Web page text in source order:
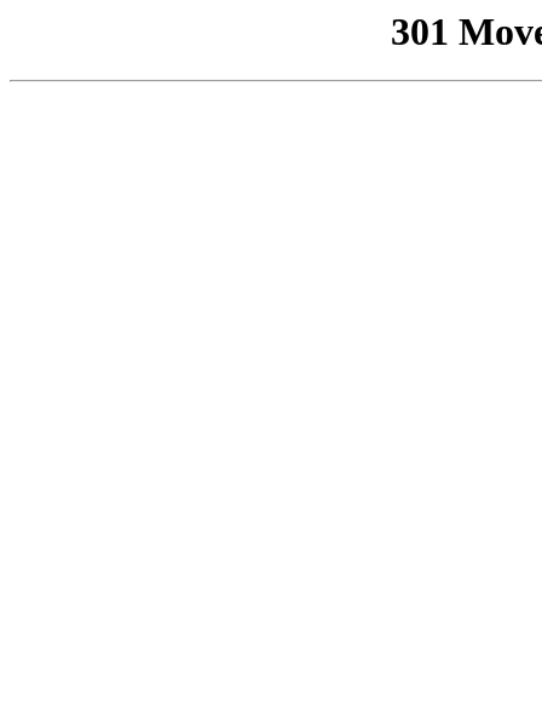
301